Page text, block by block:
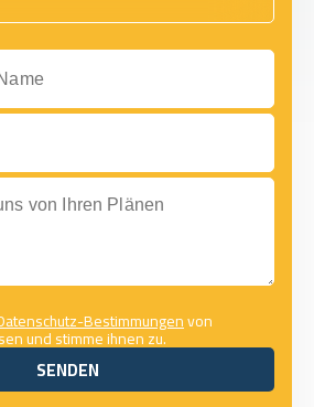
Ihren Plänen
Bestimmungenvon
und stimme ihnen zu.
SENDEN
SENDEN